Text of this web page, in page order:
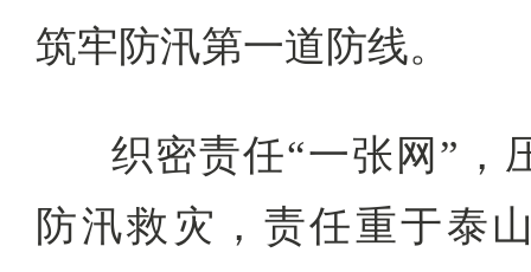
筑牢防汛第一道防线。
织密责任“一张网”，
防汛救灾，责任重于泰